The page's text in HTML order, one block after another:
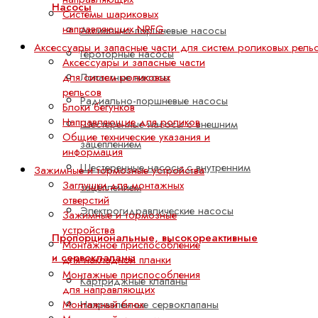
Насосы
Аксиально-поршневые насосы
Героторные насосы
Лопастные насосы
Радиально-поршневые насосы
Шестеренные насосы с внешним
зацеплением
Шестеренные насосы с внутренним
зацеплением
Электрогидравлические насосы
Пропорциональные, высокореактивные
и сервоклапаны
Картриджные клапаны
Направленные сервоклапаны
Системы шариковых
направляющих NRFG
Аксессуары и запасные части для систем роликовых
Аксессуары и запасные части
для систем роликовых
рельсов
Блоки бегунков
Направляющие для роликов
Общие технические указания и
информация
Зажимные и тормозные устройства
Заглушки для монтажных
отверстий
Зажимные и тормозные
устройства
Монтажное приспособление
для накладной планки
Монтажные приспособления
для направляющих
Монтажный блок